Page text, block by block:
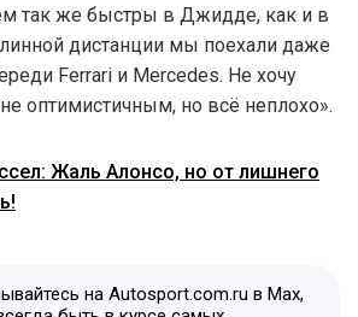
так же быстры в Джидде, как и в
дистанции мы поехали даже
Ferrari и Mercedes. Не хочу
оптимистичным, но всё неплохо».
Жаль Алонсо, но от лишнего
на Autosport.com.ru в Max,